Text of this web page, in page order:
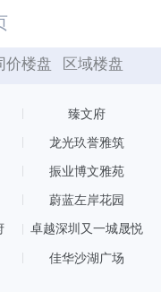
价楼盘 区域楼盘
臻文府
龙光玖誉雅筑
振业博文雅苑
蔚蓝左岸花园
卓越深圳又一城晟悦
佳华沙湖广场